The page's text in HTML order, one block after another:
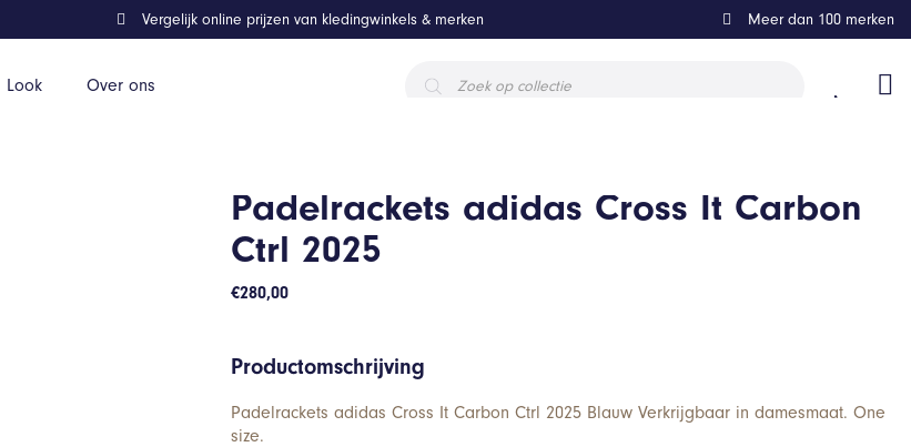
Look Over ons
zoeken
Vergelijk online prijzen van kledingwinkels & merken Meer dan 100 merken
Padelrackets adidas Cross It Carbon
Ctrl 2025
€280,00
Productomschrijving
Padelrackets adidas Cross It Carbon Ctrl 2025 Blauw Verkrijgbaar in damesmaat. One
size.